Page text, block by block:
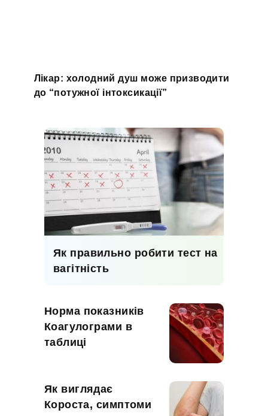
Лікар: холодний душ може призводити
до “потужної інтоксикації”
Як правильно робити тест на
вагітність
Норма показників
Коагулограми в
таблиці
Як виглядає
Короста, симптоми